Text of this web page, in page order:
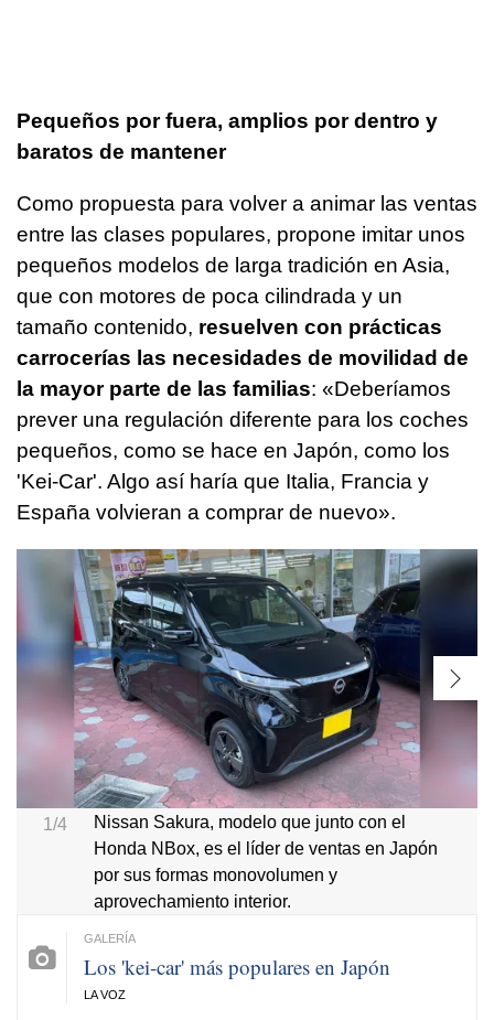
Pequeños por fuera, amplios por dentro y
baratos de mantener
Como propuesta para volver a animar las ventas
entre las clases populares, propone imitar unos
pequeños modelos de larga tradición en Asia,
que con motores de poca cilindrada y un
tamaño contenido, resuelven con prácticas
carrocerías las necesidades de movilidad de
la mayor parte de las familias: «Deberíamos
prever una regulación diferente para los coches
pequeños, como se hace en Japón, como los
'Kei-Car'. Algo así haría que Italia, Francia y
España volvieran a comprar de nuevo».
1/4
Nissan Sakura, modelo que junto con el
Honda NBox, es el líder de ventas en Japón
por sus formas monovolumen y
aprovechamiento interior.
Los 'kei-car' más populares en Japón
LA VOZ